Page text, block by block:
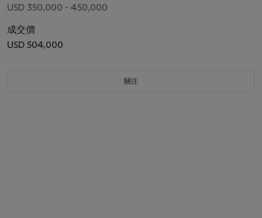
USD 350,000 - 450,000
成交價
USD 504,000
關注